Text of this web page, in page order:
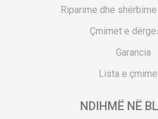
Riparime dhe
Çmimet e
Garancia
Lista e
NDIHMË NË